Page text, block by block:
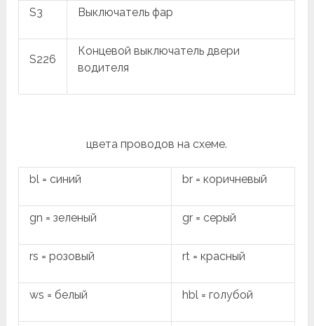
S3 Выключатель фар
S226
Концевой выключатель двери
водителя
цвета проводов на схеме.
bl = синий br = коричневый
gn = зеленый gr = серый
rs = розовый rt = красный
ws = белый hbl = голубой